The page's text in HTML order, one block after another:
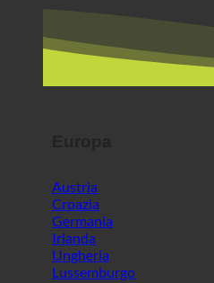
Austria
Croazia
Germania
Irlanda
Ungheria
Lussemburgo